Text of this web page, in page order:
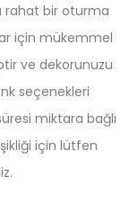
rahat bir oturma
için mükemmel
ve dekorunuzu
seçenekleri
miktara bağlı
için lütfen